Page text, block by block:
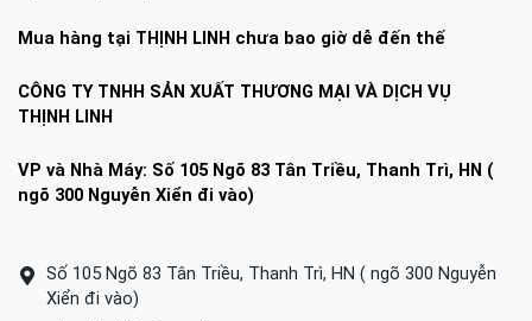
Mua hàng tại THỊNH LINH chưa bao giờ dễ đến thế
CÔNG TY TNHH SẢN XUẤT THƯƠNG MẠI VÀ DỊCH VỤ
THỊNH LINH
VP và Nhà Máy: Số 105 Ngõ 83 Tân Triều, Thanh Trì, HN (
ngõ 300 Nguyễn Xiển đi vào)
Số 105 Ngõ 83 Tân Triều, Thanh Trì, HN ( ngõ 300 Nguyễn
Xiển đi vào)